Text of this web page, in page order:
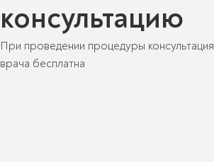
консультацию
При проведении процедуры консультация
врача бесплатна